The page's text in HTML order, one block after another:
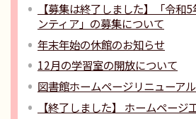
【募集は終了しました】「令和
ンティア」の募集について
年末年始の休館のお知らせ
12月の学習室の開放について
図書館ホームページリニューア
【終了しました】 ホームページ